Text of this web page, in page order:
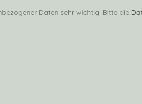
Daten sehr wichtig. Bitte die